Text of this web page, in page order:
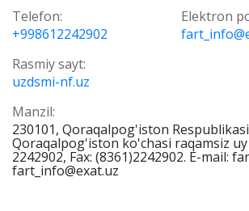
Telefon:
+998612242902
Elektron
Rasmiy sayt:
uzdsmi-nf.uz
Manzil:
230101, Qoraqalpog'iston
Qoraqalpog'iston ko'chasi raqamsiz uy
2242902, Fax: (8361)2242902. E-mail:
fart_info@exat.uz